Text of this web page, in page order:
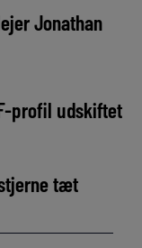
Jonathan
profil udskiftet
tæt